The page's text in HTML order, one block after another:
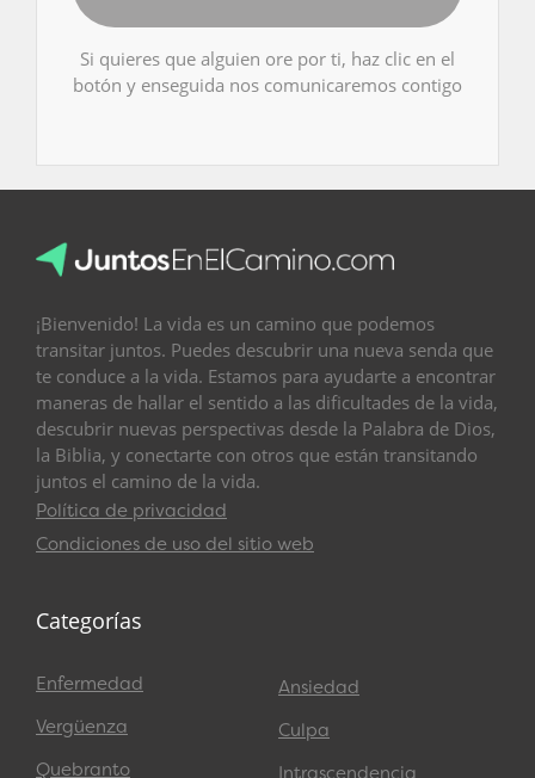
Si quieres que alguien ore por ti, haz clic en el
botón y enseguida nos comunicaremos contigo
¡Bienvenido! La vida es un camino que podemos
transitar juntos. Puedes descubrir una nueva senda que
te conduce a la vida. Estamos para ayudarte a encontrar
maneras de hallar el sentido a las dificultades de la vida,
descubrir nuevas perspectivas desde la Palabra de Dios,
la Biblia, y conectarte con otros que están transitando
juntos el camino de la vida.
Política de privacidad
Condiciones de uso del sitio web
Categorías
Enfermedad
Vergüenza
Quebranto
Ansiedad
Culpa
Intrascendencia